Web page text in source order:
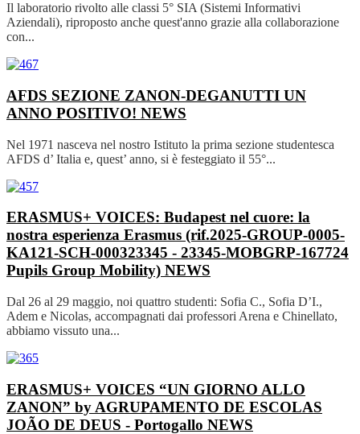
Il laboratorio rivolto alle classi 5° SIA (Sistemi Informativi
Aziendali), riproposto anche quest'anno grazie alla collaborazione
con...
AFDS SEZIONE ZANON-DEGANUTTI UN
ANNO POSITIVO! NEWS
Nel 1971 nasceva nel nostro Istituto la prima sezione studentesca
AFDS d’ Italia e, quest’ anno, si è festeggiato il 55°...
ERASMUS+ VOICES: Budapest nel cuore: la
nostra esperienza Erasmus (rif.2025-GROUP-0005-
KA121-SCH-000323345 - 23345-MOBGRP-167724
Pupils Group Mobility) NEWS
Dal 26 al 29 maggio, noi quattro studenti: Sofia C., Sofia D’I.,
Adem e Nicolas, accompagnati dai professori Arena e Chinellato,
abbiamo vissuto una...
ERASMUS+ VOICES “UN GIORNO ALLO
ZANON” by AGRUPAMENTO DE ESCOLAS
JOÃO DE DEUS - Portogallo NEWS